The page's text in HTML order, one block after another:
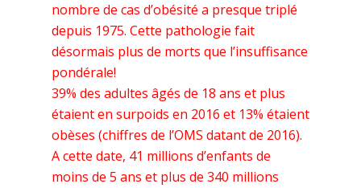
nombre de cas d’obésité a presque triplé
depuis 1975. Cette pathologie fait
désormais plus de morts que l’insuffisance
pondérale!
39% des adultes âgés de 18 ans et plus
étaient en surpoids en 2016 et 13% étaient
obèses (chiffres de l’OMS datant de 2016).
A cette date, 41 millions d’enfants de
moins de 5 ans et plus de 340 millions